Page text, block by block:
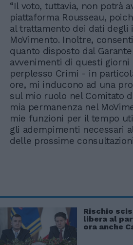
“Il voto, tuttavia, non potrà
piattaforma Rousseau,
al trattamento dei dati degli
MoVimento. Inoltre,
quanto disposto dal
avvenimenti di questi giorni
perplesso Crimi - in
ore, mi inducono ad una
sul mio ruolo nel Comitato
mia permanenza nel
mie funzioni per il tempo
gli adempimenti necessari
delle prossime
Rischio
libera al
ora anche